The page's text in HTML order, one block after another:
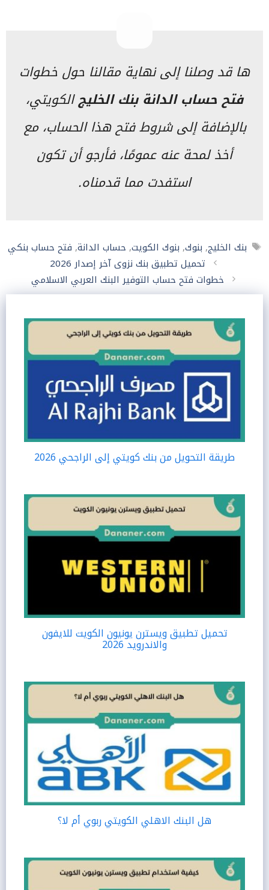
ها قد وصلنا إلى نهاية مقالنا حول خطوات
فتح حساب الدانة بنك الخليجالكويتي،
بالإضافة إلى شروط فتح هذا الحساب، مع
أخذ لمحة عنه عمومًا، فأرجو أن تكون
استفدت مما قدمناه.
الوسوم
بنك الخليج, بنوك, بنوك الكويت, حساب الدانة, فتح حساب بنكي
تحميل تطبيق بنك نزوى آخر إصدار 2026
خطوات فتح حساب التوفير البنك العربي الاسلامي
طريقة التحويل من بنك كويتي إلى الراجحي 2026
تحميل تطبيق ويسترن يونيون الكويت للايفون
والاندرويد 2026
هل البنك الاهلي الكويتي ربوي أم لا؟